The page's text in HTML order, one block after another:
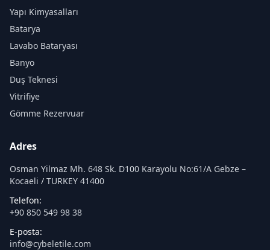
Yapı Kimyasalları
Batarya
Lavabo Bataryası
Banyo
Duş Teknesi
Vitrifiye
Gömme Rezervuar
Adres
Osman Yilmaz Mh. 648 Sk. D100 Karayolu No:61/A Gebze –
Kocaeli / TURKEY 41400
Telefon:
+90 850 549 98 38
E-posta:
info@cybeletile.com